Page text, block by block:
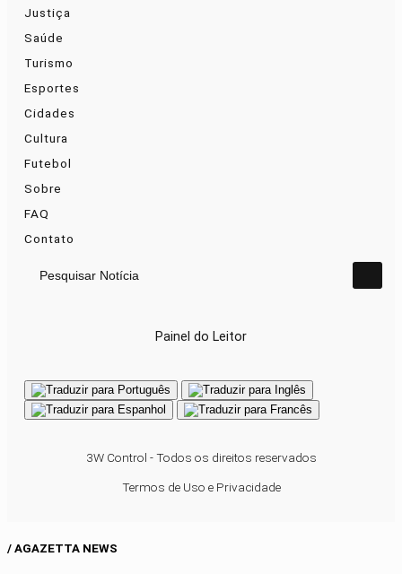
Justiça
Saúde
Turismo
Esportes
Cidades
Cultura
Futebol
Sobre
FAQ
Contato
Pesquisar Notícia
Painel do Leitor
3W Control - Todos os direitos reservados
Termos de Uso e Privacidade
/ AGAZETTA NEWS